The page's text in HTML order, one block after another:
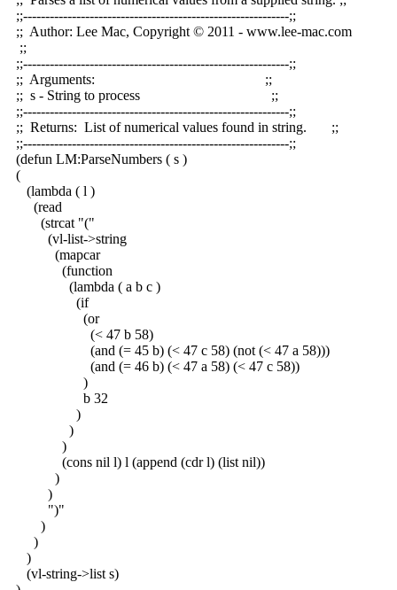
;;------------------------------------------------------------;;
;; Author: Lee Mac, Copyright © 2011 - www.lee-mac.com
;;
;;------------------------------------------------------------;;
;; Arguments: ;;
;; s - String to process ;;
;;------------------------------------------------------------;;
;; Returns: List of numerical values found in string. ;;
;;------------------------------------------------------------;;
(defun LM:ParseNumbers ( s )
(
(lambda ( l )
(read
(strcat "("
(vl-list->string
(mapcar
(function
(lambda ( a b c )
(if
(or
(< 47 b 58)
(and (= 45 b) (< 47 c 58) (not (< 47 a 58)))
(and (= 46 b) (< 47 a 58) (< 47 c 58))
)
b 32
)
)
)
(cons nil l) l (append (cdr l) (list nil))
)
)
")"
)
)
)
(vl-string->list s)